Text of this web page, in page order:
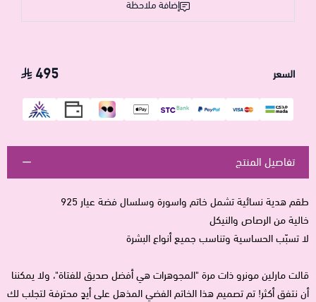
إضافة ملاحظة
السعر 495
تفاصيل المنتج
طقم هدية نسائية تشمل خاتم واسورة وسلسال فضة عيار 925
خالية من الرصاص والنيكل
لا تسبّب الحساسية وتناسب جميع أنواع البشرة
قالت مارلين مونرو ذات مرة "المجوهرات هي أفضل صديق للفتاة"، ولا يمكننا
أن نتفق أكثر! تم تصميم هذا الخاتم الفضي المذهل على أيدٍ محترفة لتجلب لك